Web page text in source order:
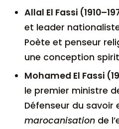
Allal El Fassi
et leader
Poète et penseur
une conception
Mohamed El Fassi
le premier ministre
Défenseur du
marocanisationde